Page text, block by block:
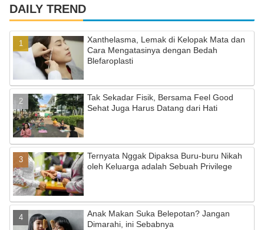
c
e
b
o
o
k
a
gr
a
m
u
T
u
b
e
C
h
a
n
n
el
DAILY TREND
Xanthelasma, Lemak di Kelopak Mata dan
Cara Mengatasinya dengan Bedah
Blefaroplasti
Tak Sekadar Fisik, Bersama Feel Good
Sehat Juga Harus Datang dari Hati
Ternyata Nggak Dipaksa Buru-buru Nikah
oleh Keluarga adalah Sebuah Privilege
Anak Makan Suka Belepotan? Jangan
Dimarahi, ini Sebabnya